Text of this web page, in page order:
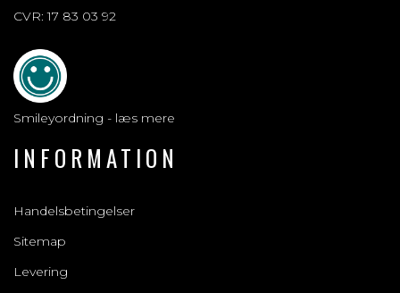
CVR: 17 83 03 92
Smileyordning - læs mere
INFORMATION
Handelsbetingelser
Sitemap
Levering